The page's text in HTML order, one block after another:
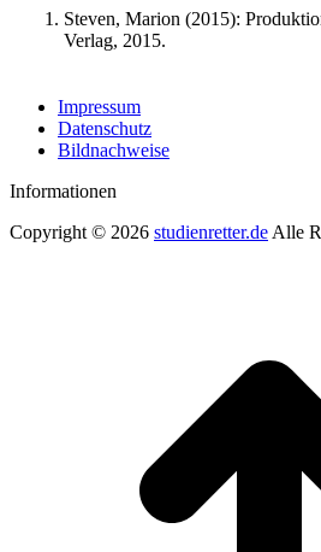
Steven, Marion (2015):
Verlag, 2015.
Impressum
Datenschutz
Bildnachweise
Informationen
Copyright © 2026 studienretter.de Alle